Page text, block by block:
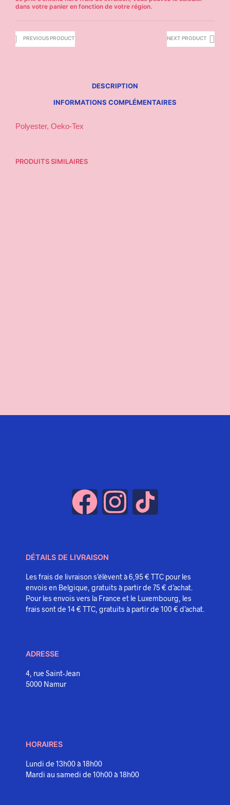
PREVIOUS PRODUCT NEXT PRODUCT
DESCRIPTION
INFORMATIONS COMPLÉMENTAIRES
Polyester, Oeko-Tex
PRODUITS SIMILAIRES
DÉTAILS DE LIVRAISON
Les frais de livraison s’élèvent à 6,95 € TTC pour les
envois en Belgique, gratuits à partir de 75 € d’achat.
Pour les envois vers la France et le Luxembourg, les
frais sont de 14 € TTC, gratuits à partir de 100 € d’achat.
ADRESSE
4, rue Saint-Jean
5000 Namur
HORAIRES
Lundi de 13h00 à 18h00
Mardi au samedi de 10h00 à 18h00